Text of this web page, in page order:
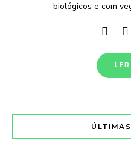
biológicos e com